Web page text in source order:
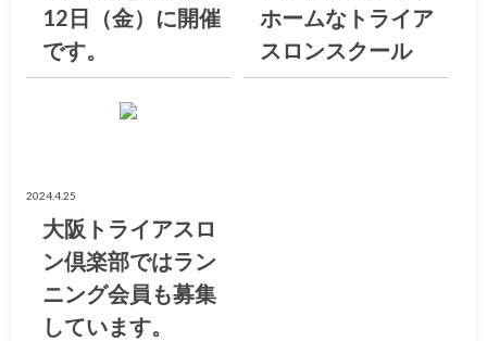
12日（金）に開催
です。
ホームなトライア
スロンスクール
2024.4.25
大阪トライアスロ
ン倶楽部ではラン
ニング会員も募集
しています。